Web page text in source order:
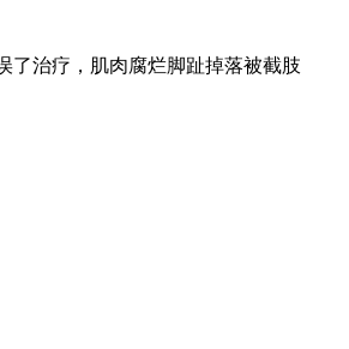
治疗，肌肉腐烂脚趾掉落被截肢